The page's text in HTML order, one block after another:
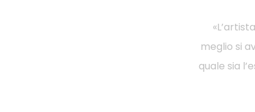
meglio si
quale sia